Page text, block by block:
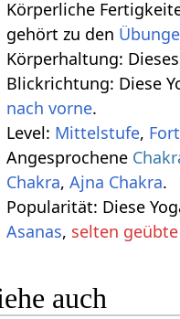
Körperliche
gehört zu den
Körperhaltung:
Blickrichtung: Diese
nach vorne.
Level: Mittelstufe,
Angesprochene
Chakra,Ajna Chakra.
Popularität: Diese
Asanas, selten
auch